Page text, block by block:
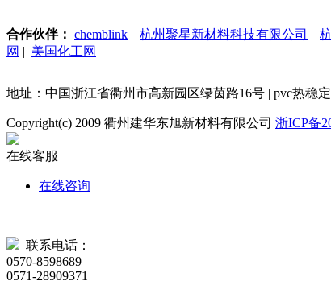
合作伙伴： chemblink | 杭州聚星新材料科技有限公司 |
网 | 美国化工网
地址：中国浙江省衢州市高新园区绿茵路16号 | pvc热稳定
Copyright(c) 2009 衢州建华东旭新材料有限公司 浙ICP备
在线客服
在线咨询
联系电话：
0570-8598689
0571-28909371